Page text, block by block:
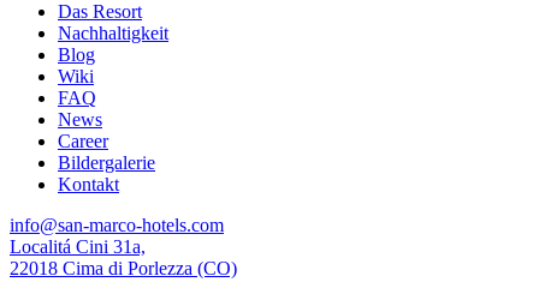
Das Resort
Nachhaltigkeit
Blog
Wiki
FAQ
News
Career
Bildergalerie
Kontakt
info@san-marco-hotels.com
Localitá Cini 31a,
22018 Cima di Porlezza (CO)